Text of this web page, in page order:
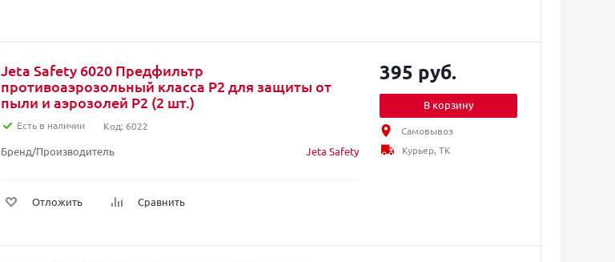
Jeta Safety 6020 Предфильтр
противоаэрозольный класса P2 для защиты от
пыли и аэрозолей P2 (2 шт.)
Есть в наличии Код: 6022
Бренд/Производитель Jeta Safety
Отложить Сравнить
395 руб.
В корзину
Самовывоз
Курьер, ТК